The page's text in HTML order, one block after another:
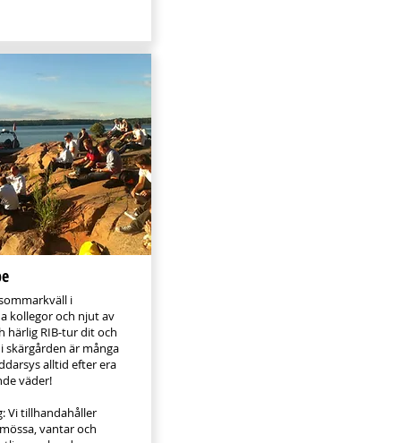
i
kollegor och njut av
härlig RIB-tur dit och
är många
alltid efter era
väder!
Vi tillhandahåller
vantar och